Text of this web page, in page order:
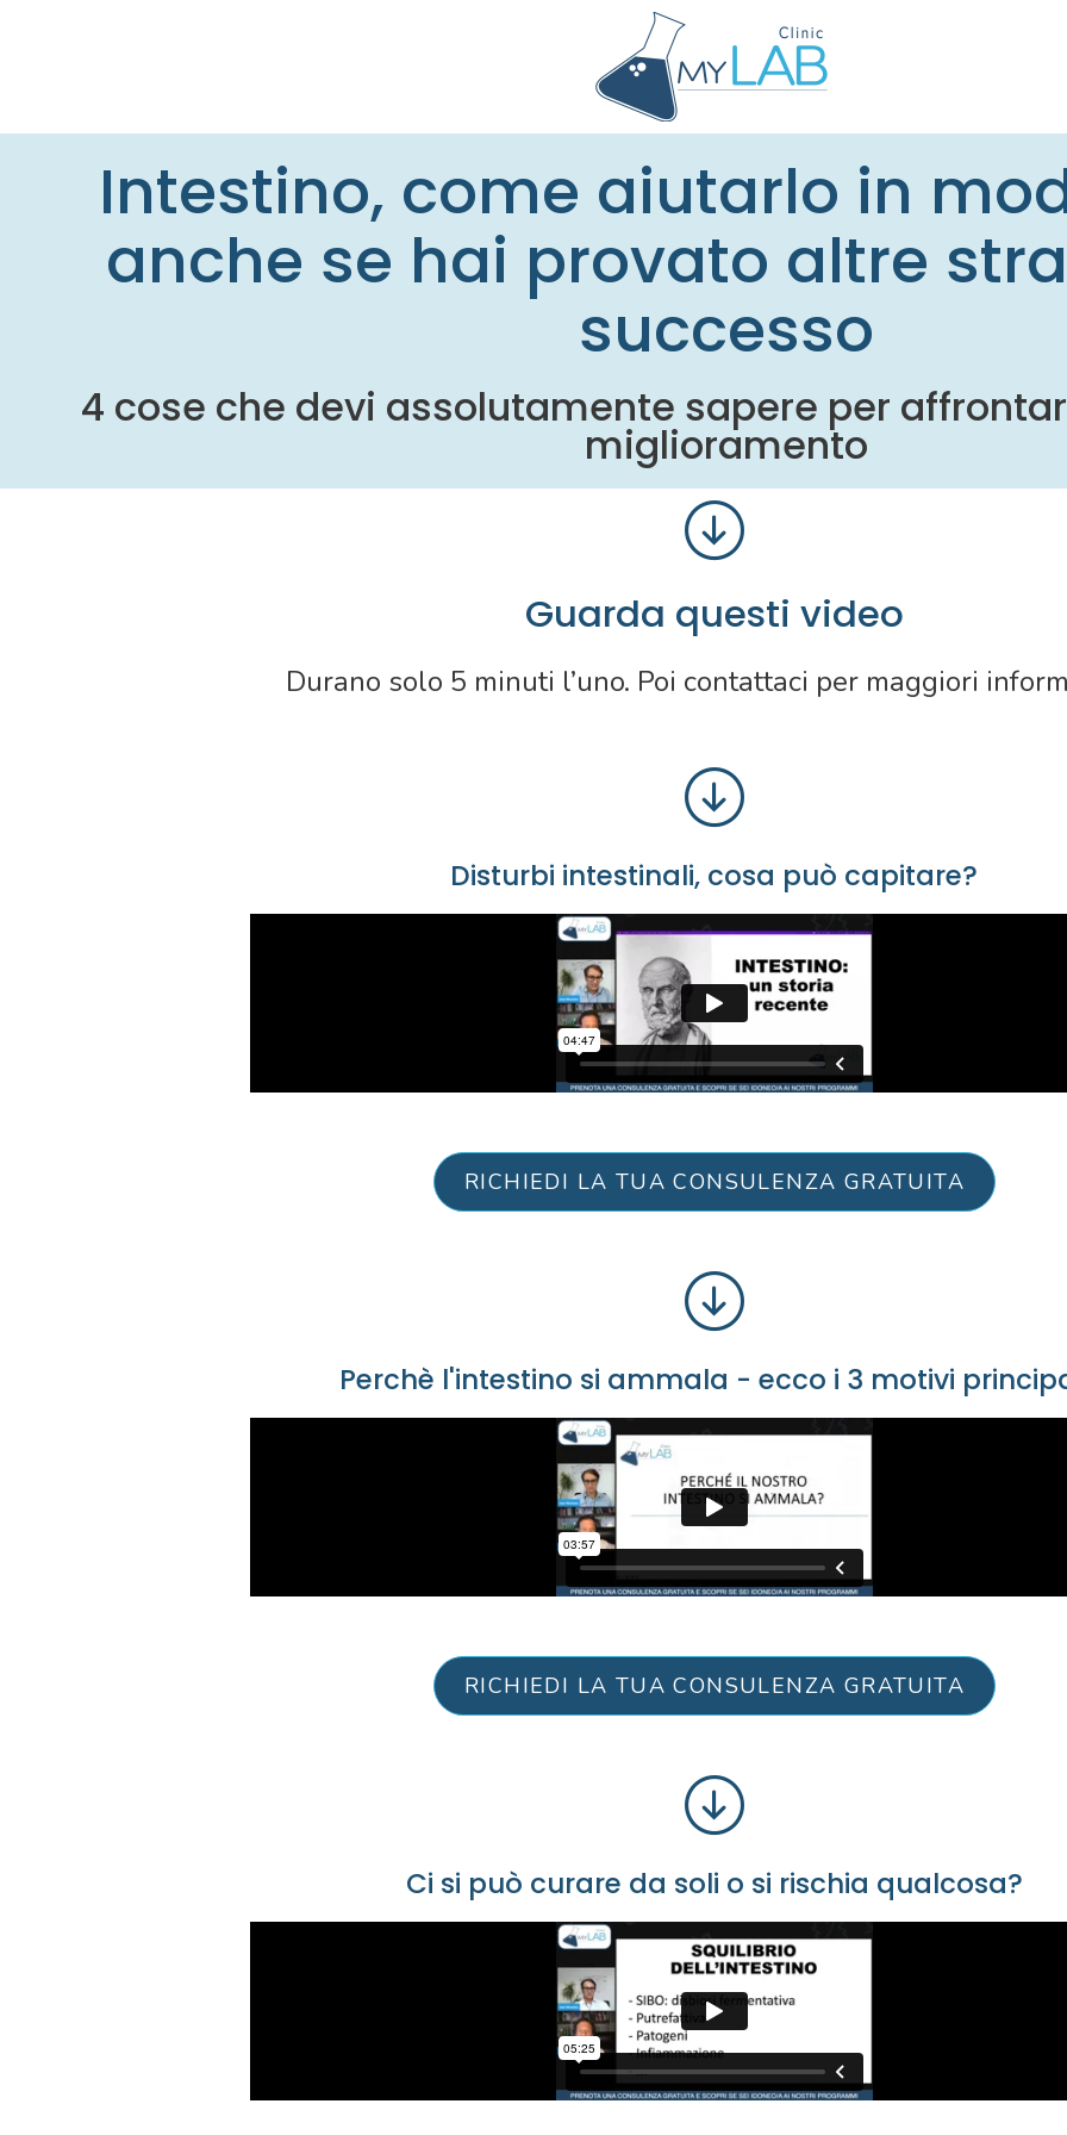
Intestino, come aiutarlo in
anche se hai provato altre
successo
4 cose che devi assolutamente sapere per
miglioramento
Guarda questi video
Durano solo 5 minuti l’uno. Poi contattaci per maggiori
Disturbi intestinali, cosa può capitare?
RICHIEDI LA TUA CONSULENZA GRATUITA
Perchè l'intestino si ammala - ecco i 3 motivi
RICHIEDI LA TUA CONSULENZA GRATUITA
Ci si può curare da soli o si rischia qualcosa?